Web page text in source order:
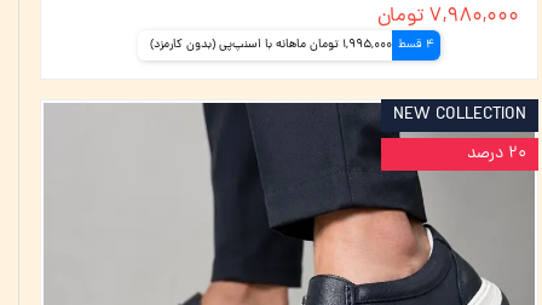
۷,۹۸۰,۰۰۰ تومان
4 قسط 1,995,000 تومان ماهانه با اسنپ‌پی (بدون کارمزد)
NEW COLLECTION
۲۰ درصد